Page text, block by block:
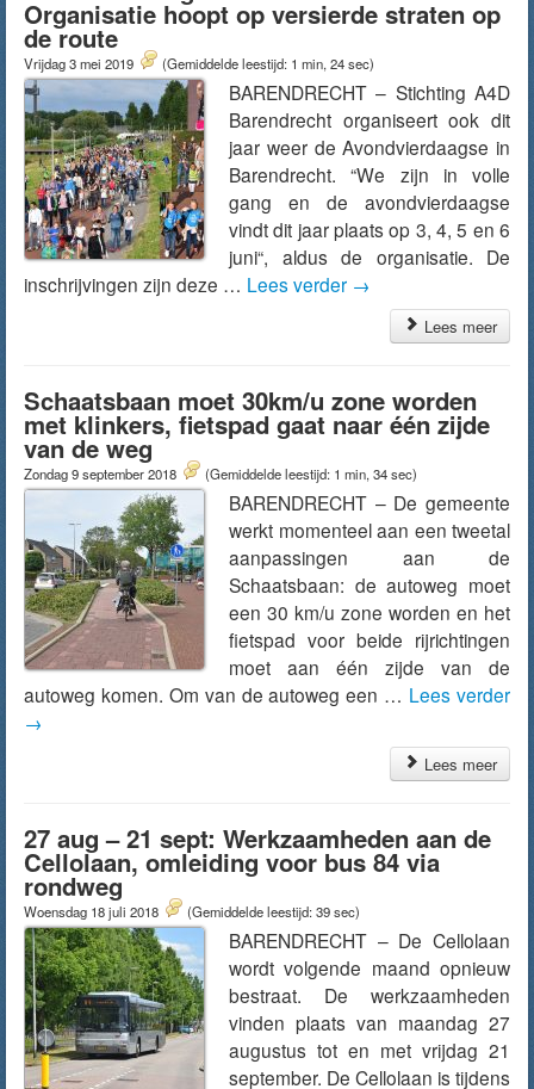
Organisatie hoopt op versierde straten op
de route
Vrijdag 3 mei 2019 (Gemiddelde leestijd: 1 min, 24 sec)
BARENDRECHT – Stichting A4D
Barendrecht organiseert ook dit
jaar weer de Avondvierdaagse in
Barendrecht. “We zijn in volle
gang en de avondvierdaagse
vindt dit jaar plaats op 3, 4, 5 en 6
juni“, aldus de organisatie. De
inschrijvingen zijn deze … Lees verder →
Lees meer
Schaatsbaan moet 30km/u zone worden
met klinkers, fietspad gaat naar één zijde
van de weg
Zondag 9 september 2018 (Gemiddelde leestijd: 1 min, 34 sec)
BARENDRECHT – De gemeente
werkt momenteel aan een tweetal
aanpassingen aan de
Schaatsbaan: de autoweg moet
een 30 km/u zone worden en het
fietspad voor beide rijrichtingen
moet aan één zijde van de
autoweg komen. Om van de autoweg een … Lees verder
→
Lees meer
27 aug – 21 sept: Werkzaamheden aan de
Cellolaan, omleiding voor bus 84 via
rondweg
Woensdag 18 juli 2018 (Gemiddelde leestijd: 39 sec)
BARENDRECHT – De Cellolaan
wordt volgende maand opnieuw
bestraat. De werkzaamheden
vinden plaats van maandag 27
augustus tot en met vrijdag 21
september. De Cellolaan is tijdens